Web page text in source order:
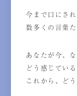
今まで口にさ
数多くの言葉
あなたが今、
どう感じている
これから、ど